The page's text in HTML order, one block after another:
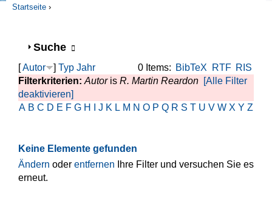
Startseite ›
Anzeigen
Suche
0 Items: BibTeX RTF RIS
[Autor ] Typ Jahr
Filterkriterien: Autoris R. Martin Reardon [Alle Filter
deaktivieren]
A B C D E F G H J K L M N O P Q R S T U V W X Y Z
Keine Elemente gefunden
Ändern oder entfernen Ihre Filter und versuchen Sie es
erneut.